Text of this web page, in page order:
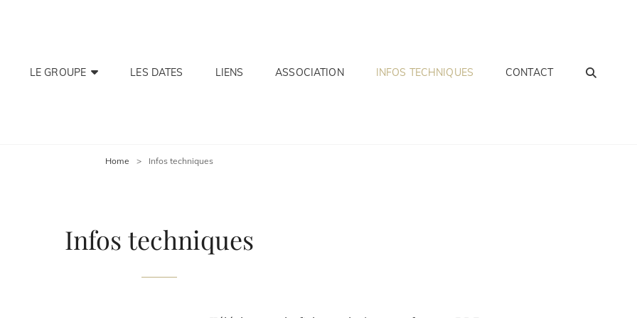
LE GROUPE LES DATES LIENS ASSOCIATION INFOS TECHNIQUES CONTACT
Home > Infos techniques
Infos techniques